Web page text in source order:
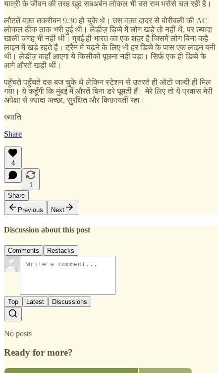
यात्री के जीवन की तरह खुद सबअर्बन लोकल भी बस राम भरोसे चल रही है।
लौटते वक़्त तकरीबन 9:30 हो चुके थे। उस वक़्त दादर से बोरीवली की AC
लोकल ठीक ठाक भरी हुई थी। लेडीज़ डिब्बे में लोग खड़े तो नहीं थें, पर ज़्यादा
खाली जगह भी नहीं थी। मुंबई ही भारत का एक शहर है जिसमें लोग बिना कहे
लाइन में खड़े रहते हैं। ट्रैन में चढ़ने के लिए भी हर डिब्बे के पास एक लाइन बनी
थी। लेडीज़ कहाँ आएगा ये किसीको पूछना नहीं पड़ा। सिर्फ़ एक ही डिब्बे के
आगे औरतें खड़ी थीं।
पहुँचते पहुँचते दस बज चुके थे लेकिन स्टेशन से उतरते ही ऑटो जल्दी ही मिल
गया। ये कहूँगी कि मुंबई में औरतें बिना डरे घूमती हैं। मेरे लिए तो ये प्रवास मेरी
अपेक्षा से ज़्यादा अच्छा, सुरक्षित और किफ़ायती रहा।
ख्याति
Share
4
1
Share
Previous
Next
Discussion about this post
Comments Restacks
Top Latest Discussions
No posts
Ready for more?